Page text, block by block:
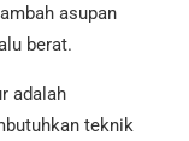
asupan
berat.
adalah
teknik